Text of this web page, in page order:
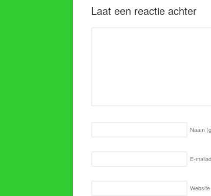
Laat een reactie achter
Naam
E-
Website